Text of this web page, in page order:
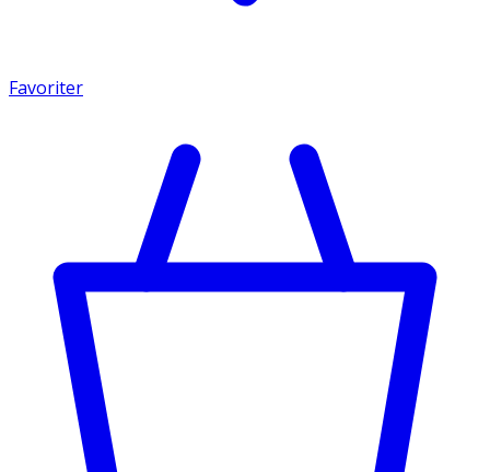
Favoriter